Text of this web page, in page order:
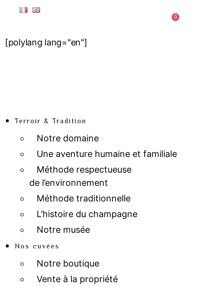
[polylang lang="en"]
0
Terroir & Tradition
Notre domaine
Une aventure humaine et familiale
Méthode respectueuse
de l’environnement
Méthode traditionnelle
L’histoire du champagne
Notre musée
Nos cuvées
Notre boutique
Vente à la propriété